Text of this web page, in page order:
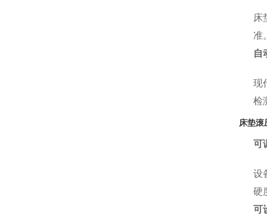
床
准
自
现
检
床垫滚
可
设
硬
可